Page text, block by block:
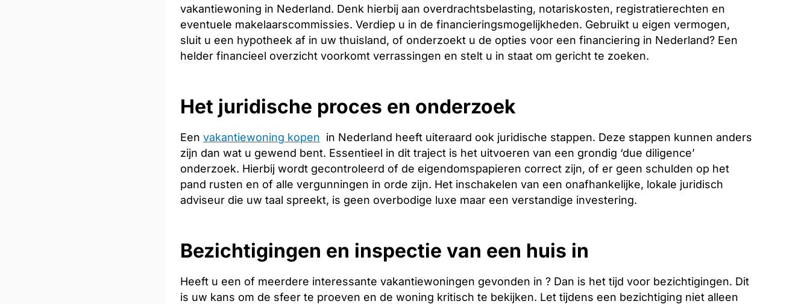
vakantiewoning in Nederland. Denk hierbij aan overdrachtsbelasting, notariskosten, registratierechten en
eventuele makelaarscommissies. Verdiep u in de financieringsmogelijkheden. Gebruikt u eigen vermogen,
sluit u een hypotheek af in uw thuisland, of onderzoekt u de opties voor een financiering in Nederland? Een
helder financieel overzicht voorkomt verrassingen en stelt u in staat om gericht te zoeken.
Het juridische proces en onderzoek
Een vakantiewoning kopen in Nederland heeft uiteraard ook juridische stappen. Deze stappen kunnen anders
zijn dan wat u gewend bent. Essentieel in dit traject is het uitvoeren van een grondig ‘due diligence’
onderzoek. Hierbij wordt gecontroleerd of de eigendomspapieren correct zijn, of er geen schulden op het
pand rusten en of alle vergunningen in orde zijn. Het inschakelen van een onafhankelijke, lokale juridisch
adviseur die uw taal spreekt, is geen overbodige luxe maar een verstandige investering.
Bezichtigingen en inspectie van een huis in
Heeft u een of meerdere interessante vakantiewoningen gevonden in ? Dan is het tijd voor bezichtigingen. Dit
is uw kans om de sfeer te proeven en de woning kritisch te bekijken. Let tijdens een bezichtiging niet alleen